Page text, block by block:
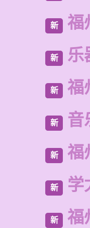
新 福
新 乐
新 福
新 音
新 福
新 学
新 福